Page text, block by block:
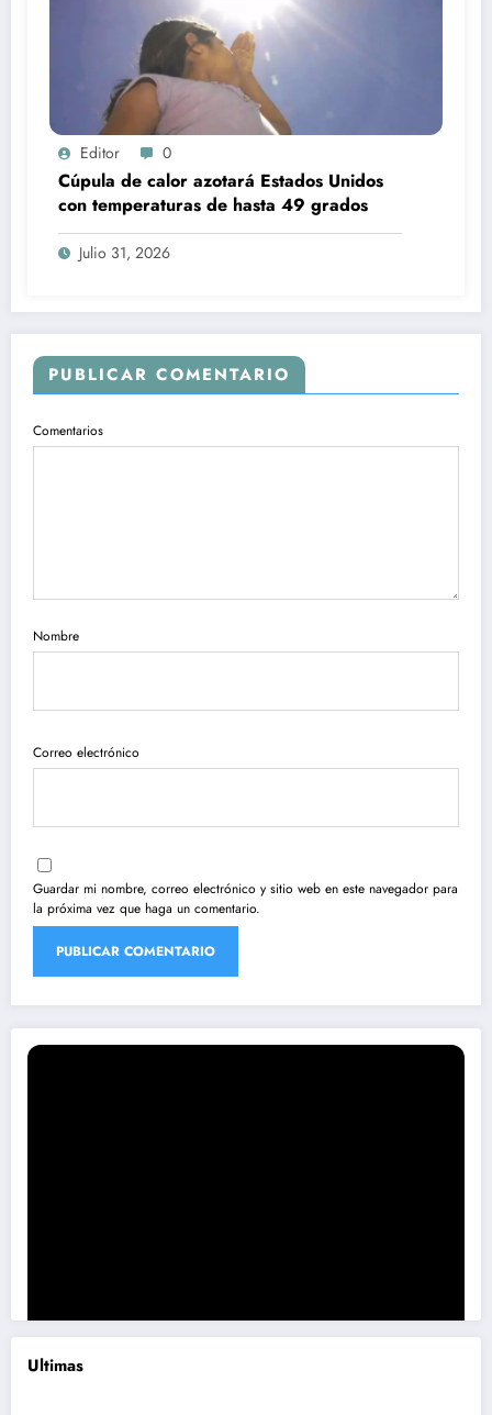
Editor 0
Cúpula de calor azotará Estados Unidos
con temperaturas de hasta 49 grados
Julio 31, 2026
PUBLICAR COMENTARIO
Comentarios
Nombre
Correo electrónico
Guardar mi nombre, correo electrónico y sitio web en este navegador para
la próxima vez que haga un comentario.
Ultimas